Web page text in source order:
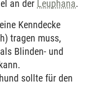
an der Leuphana.
Kenndecke
tragen muss,
Blinden- und
sollte für den